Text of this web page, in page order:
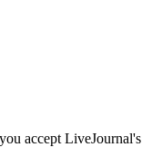
accept LiveJournal's